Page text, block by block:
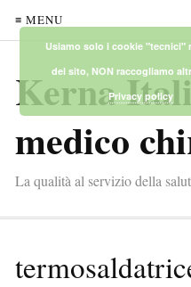
≡ MENU
Kerna
medico
La qualità al servizio della
Usiamo solo i cookie "tecnici"
del sito, NON raccogliamo
Privacy policy